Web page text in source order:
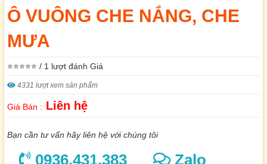
Ô VUÔNG CHE NẮNG, CHE
MƯA
⭐⭐⭐⭐⭐ / 1 lượt đánh Giá
4331 lượt xem sản phẩm
Giá Bán : Liên hệ
Bạn cần tư vấn hãy liên hệ với chúng tôi
0936.431.383 Zalo